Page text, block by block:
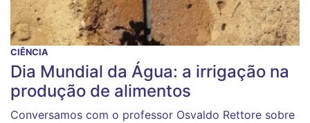
CIÊNCIA
Dia Mundial da Água: a irrigação na
produção de alimentos
Conversamos com o professor Osvaldo Rettore sobre